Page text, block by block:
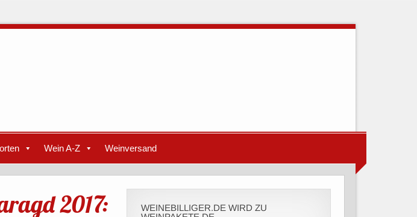
Wein A-Z Weinversand
2017:
WEINEBILLIGER.DE WIRD ZU